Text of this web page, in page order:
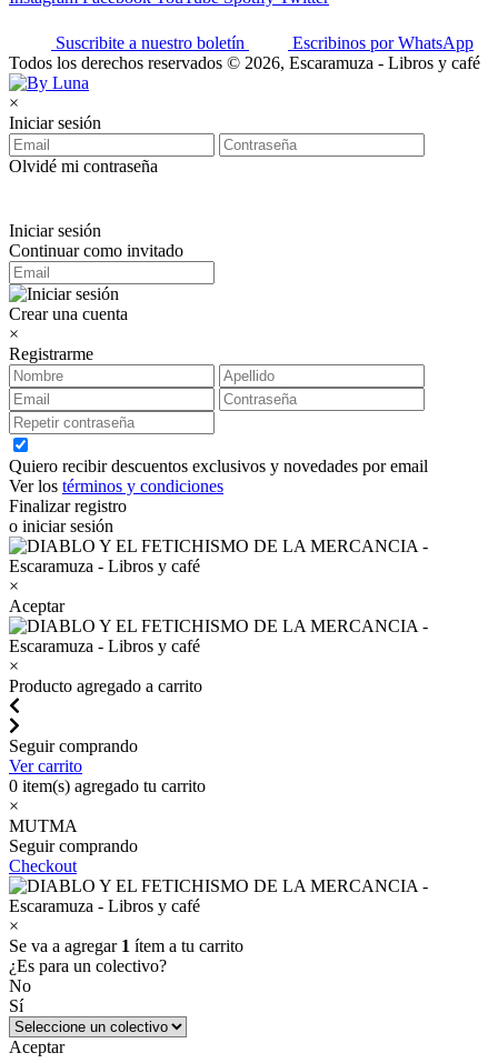
Suscribite a nuestro boletín
Escribinos por WhatsApp
Todos los derechos reservados © 2026, Escaramuza - Libros y café
×
Iniciar sesión
Olvidé mi contraseña
Iniciar sesión
Continuar como invitado
Crear una cuenta
×
Registrarme
Quiero recibir descuentos exclusivos y novedades por email
Ver los términos y condiciones
Finalizar registro
o iniciar sesión
×
Aceptar
×
Producto agregado a carrito
Seguir comprando
Ver carrito
0 item(s) agregado tu carrito
×
MUTMA
Seguir comprando
Checkout
×
Se va a agregar 1 ítem a tu carrito
¿Es para un colectivo?
No
Sí
Aceptar